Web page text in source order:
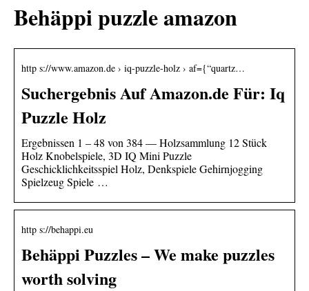
Behäppi puzzle amazon
http s://www.amazon.de › iq-puzzle-holz › af={“quartz…
Suchergebnis Auf Amazon.de Für: Iq
Puzzle Holz
Ergebnissen 1 – 48 von 384 — Holzsammlung 12 Stück
Holz Knobelspiele, 3D IQ Mini Puzzle
Geschicklichkeitsspiel Holz, Denkspiele Gehirnjogging
Spielzeug Spiele …
http s://behappi.eu
Behäppi Puzzles – We make puzzles
worth solving